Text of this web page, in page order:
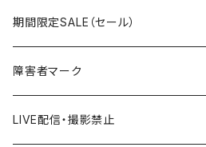
国道600～699号線
国道700～799号線
ROUTE 100～199号線
宮城県
秋田県
Tシャツ
山形県
期間限定SALE（セール）
障害者マーク
LIVE配信・撮影禁止